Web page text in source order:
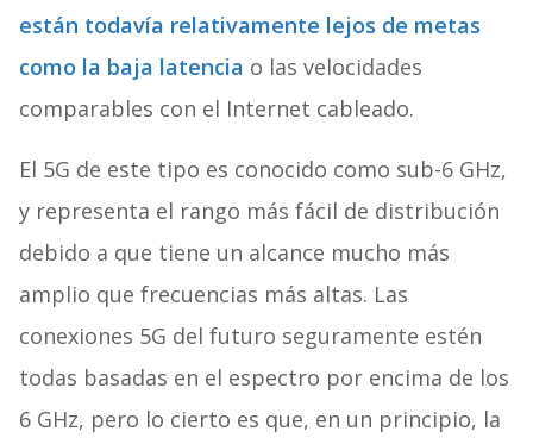
están todavía relativamente lejos de metas
como la baja latencia o las velocidades
comparables con el Internet cableado.
El 5G de este tipo es conocido como sub-6 GHz,
y representa el rango más fácil de distribución
debido a que tiene un alcance mucho más
amplio que frecuencias más altas. Las
conexiones 5G del futuro seguramente estén
todas basadas en el espectro por encima de los
6 GHz, pero lo cierto es que, en un principio, la